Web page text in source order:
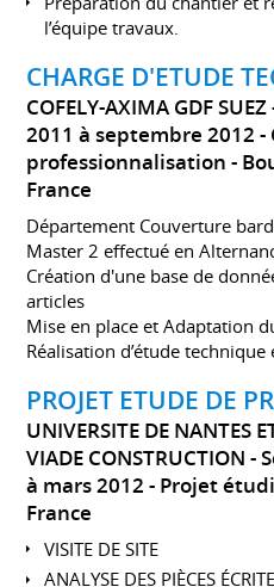
l’équipe travaux.
CHARGE D'ETUDE
COFELY-AXIMA GDF SUEZ
2011 à septembre 2012
professionnalisation
France
Département Couverture
Master 2 effectué en
Création d'une base de
articles
Mise en place et Adaptation
Réalisation d’étude technique
PROJET ETUDE DE
UNIVERSITE DE NANTES
VIADE CONSTRUCTION
à mars 2012 Projet
France
VISITE DE SITE
ANALYSE DES PIÈCES